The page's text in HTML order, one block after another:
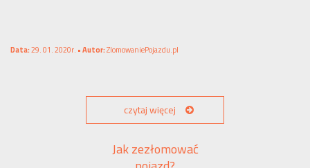
Data:29. 01. 2020r. •Autor:ZlomowaniePojazdu.pl
czytaj więcej
Jak zezłomować